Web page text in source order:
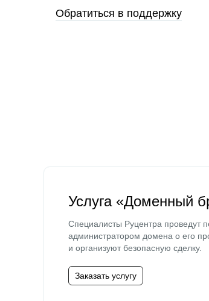
Обратиться в поддержку
Услуга «Доменный
Специалисты Руцентра проведут
администратором домена о его
и организуют безопасную сделку.
Заказать услугу